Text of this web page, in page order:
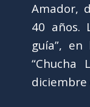
Amador,
40 años.
guía”,
“Chucha
diciembre